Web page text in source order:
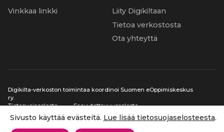
Sivusto käyttää evästeitä. Lue lisää tietosuojaselosteesta.
Vinkkaa linkki
Liity Digikiltaan
Tietoa verkostosta
Ota yhteyttä
Digikilta-verkoston toimintaa koordinoi Suomen eOppimiskeskus
ry.
Tietosuojaseloste
Saavutettavuusseloste